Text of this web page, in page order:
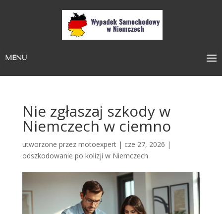
MENU
Nie zgłaszaj szkody w
Niemczech w ciemno
utworzone przez motoexpert| cze 27, 2026 |
odszkodowanie po kolizji w Niemczech